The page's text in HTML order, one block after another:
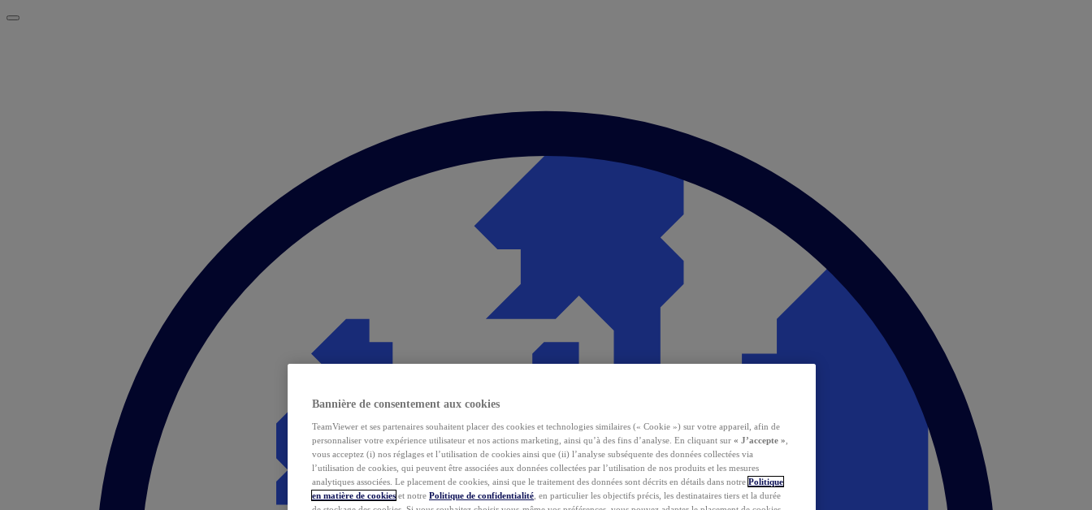
Bannière de consentement aux cookies
TeamViewer et ses partenaires souhaitent placer des cookies et technologies similaires (« Cookie ») sur votre appareil, afin de
personnaliser votre expérience utilisateur et nos actions marketing, ainsi qu’à des fins d’analyse. En cliquant sur « J’accepte »
vous acceptez (i) nos réglages et l’utilisation de cookies ainsi que (ii) l’analyse subséquente des données collectées via
l’utilisation de cookies, qui peuvent être associées aux données collectées par l’utilisation de nos produits et les mesures
analytiques associées. Le placement de cookies, ainsi que le traitement des données sont décrits en détails dans notre Politique
en matière de cookies et notre Politique de confidentialité , en particulier les objectifs précis, les destinataires tiers et la durée